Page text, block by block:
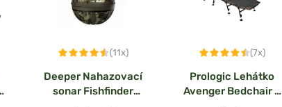
(11x)
Deeper Nahazovací
sonar Fishfinder
(7x)
Prologic Lehátko
Avenger Bedchair 8